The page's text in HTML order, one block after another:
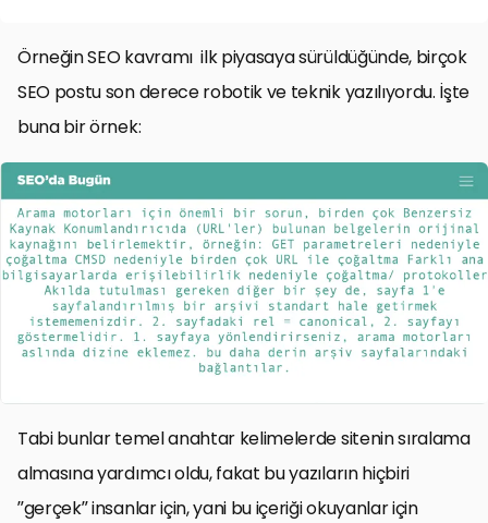
Örneğin SEO kavramı ilk piyasaya sürüldüğünde, birçok
SEO postu son derece robotik ve teknik yazılıyordu. İşte
buna bir örnek:
Tabi bunlar temel anahtar kelimelerde sitenin sıralama
almasına yardımcı oldu, fakat bu yazıların hiçbiri
”gerçek” insanlar için, yani bu içeriği okuyanlar için